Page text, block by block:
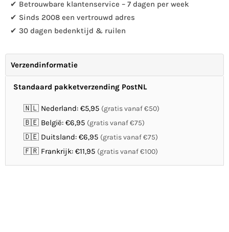
✔ Betrouwbare klantenservice – 7 dagen per week
✔ Sinds 2008 een vertrouwd adres
✔ 30 dagen bedenktijd & ruilen
Verzendinformatie
Standaard pakketverzending PostNL
🇳🇱 Nederland: €5,95 (gratis vanaf €50)
🇧🇪 België: €6,95 (gratis vanaf €75)
🇩🇪 Duitsland: €6,95 (gratis vanaf €75)
🇫🇷 Frankrijk: €11,95 (gratis vanaf €100)